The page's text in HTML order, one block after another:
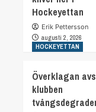
Hockeyettan
Erik Pettersson
augusti 2, 2026
HOCKEYETTAN
Överklagan
klubben